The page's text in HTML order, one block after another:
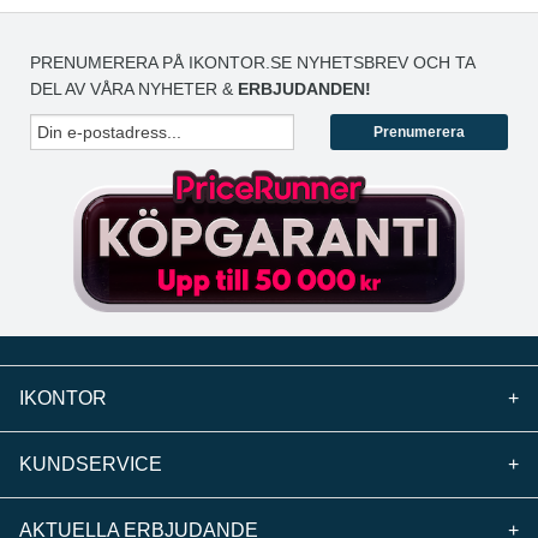
PRENUMERERA PÅ IKONTOR.SE NYHETSBREV OCH TA
DEL AV VÅRA NYHETER & ERBJUDANDEN!
Prenumerera
IKONTOR +
KUNDSERVICE +
AKTUELLA ERBJUDANDE +